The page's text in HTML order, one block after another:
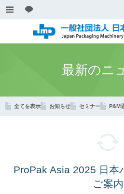
最新のニ
全てを表示 お知らせ セミナー P&M
ProPak Asia 2025 日本
ご案内